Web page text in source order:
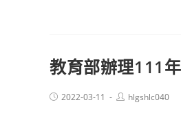
教育部辦理111
Post2022-03-11
Posthlgshlc040